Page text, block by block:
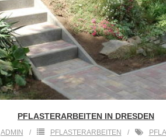
PFLASTERARBEITEN IN DRESDEN
ADMIN PFLASTERARBEITEN